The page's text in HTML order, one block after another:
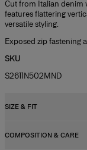
Cut from Italian denim
features flattering
versatile styling.
Exposed zip fastening
SKU
S2611N502MND
SIZE & FIT
Close-fitting up to the
COMPOSITION & CARE